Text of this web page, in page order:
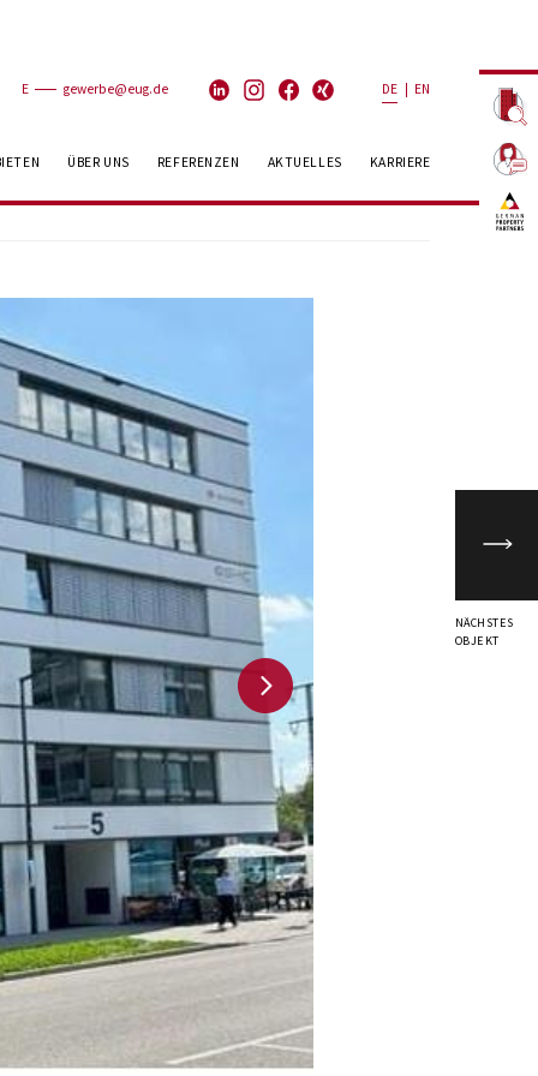
E gewerbe@eug.de DE EN
ÜBER UNS REFERENZEN AKTUELLES KARRIERE
NÄCHSTES
OBJEKT